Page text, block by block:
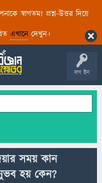
স্বাগতম! প্রশ্ন-উত্তর দিয়ে
এখানেদেখুন।
লগ ইন
সময় কান
হয় কেন?